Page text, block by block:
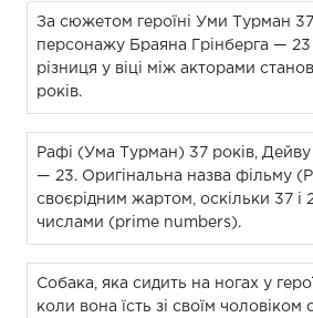
За сюжетом героїні Уми Турман 37
персонажу Браяна Грінберга — 23
різниця у віці між акторами
років.
Рафі (Ума Турман) 37 років,
— 23. Оригінальна назва фільму
своєрідним жартом, оскільки 37 і
числами (prime numbers).
Собака, яка сидить на ногах у
коли вона їсть зі своїм чоловіком